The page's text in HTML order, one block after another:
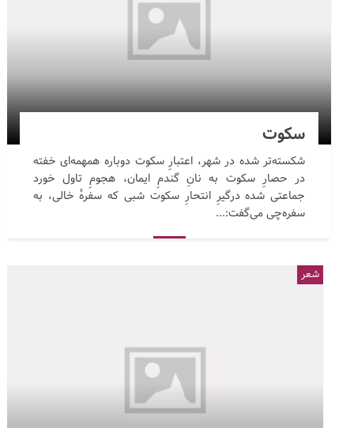
سکوت
شکسته‌تر شده در شهر، اعتبارِ سکوت دوباره همهمه‌ای خفته
در حصارِ سکوت به نانِ گندمِ ایمان، هجومِ تاول خورد
جماعتی شده درگیرِ انتحارِ سکوت شبی که سفرهٔ خالی، به
سفره‌چی می‌گفت:...
شعر